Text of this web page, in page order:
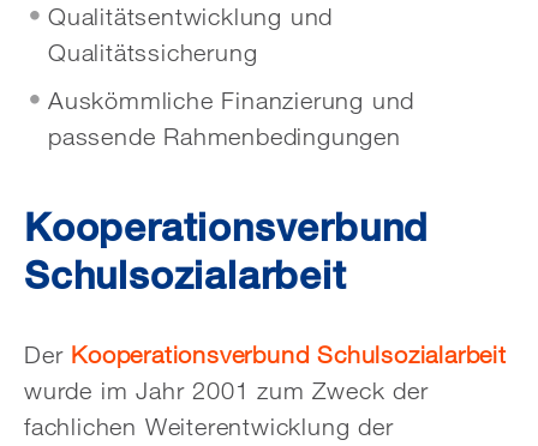
Qualitätsentwicklung und
Qualitätssicherung
Auskömmliche Finanzierung und
passende Rahmenbedingungen
Kooperationsverbund
Schulsozialarbeit
Der Kooperationsverbund Schulsozialarbeit
wurde im Jahr 2001 zum Zweck der
fachlichen Weiterentwicklung der